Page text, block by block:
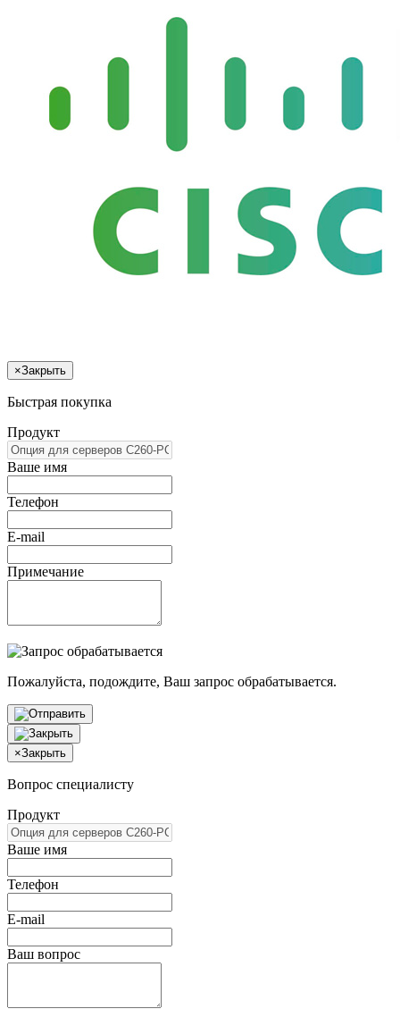
×Закрыть
Быстрая покупка
Продукт
Ваше имя
Телефон
E-mail
Примечание
Пожалуйста, подождите, Ваш запрос обрабатывается.
×Закрыть
Вопрос специалисту
Продукт
Ваше имя
Телефон
E-mail
Ваш вопрос